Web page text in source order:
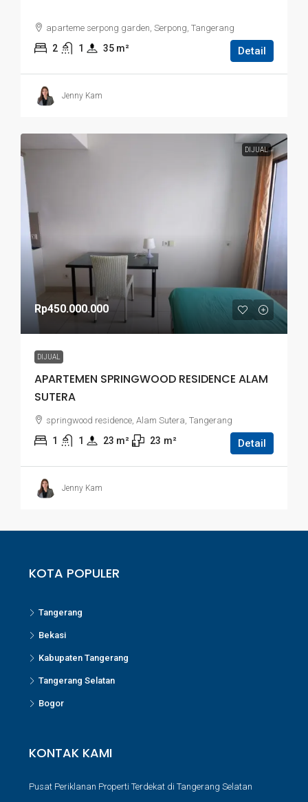
aparteme serpong garden, Serpong, Tangerang
2 1 35 m² Detail
Jenny Kam
DIJUAL
Rp450.000.000
DIJUAL
APARTEMEN SPRINGWOOD RESIDENCE ALAM
SUTERA
springwood residence, Alam Sutera, Tangerang
1 1 23 m² 23 m² Detail
Jenny Kam
KOTA POPULER
Tangerang
Bekasi
Kabupaten Tangerang
Tangerang Selatan
Bogor
KONTAK KAMI
Pusat Periklanan Properti Terdekat di Tangerang Selatan